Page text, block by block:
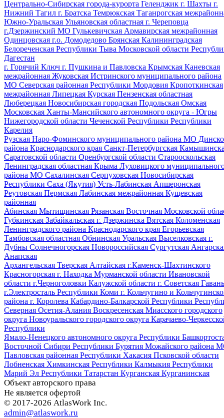
Центрально-Сибирская города-курорта Геленджик г. Шахты г.
Нижний Тагил г. Братска Темрюкская Таганрогская
Южно-Уральская Ульяновская областная г. Череповца
г.Дзержинский МО Гулькевичская Армавирская межрайонная
Одинцовская г.о. Домодедово Брянская Калининградская
Белореченская Республики Тыва Московской области
Дагестан
г. Горячий Ключ г. Пушкина и Павловска Крымская Каневская
межрайонная Жуковская Истринского муниципального района
МО Северская районная Республики Мордовия Кропоткинская
межрайонная Липецкая Курская Пензенская областная
Люберецкая Новосибирская городская Подольская Омская
Московская Ханты-Мансийского автономного округа - Югры
Нижегородской области Чеченской Республики Республики
Карелия
Рузская Наро-Фоминского муниципального района МО
района Краснодарского края Санкт-Петербургская
Саратовской области Оренбургской области Старооскольская
Ленинградская областная Крыма Луховицкого
района МО Сахалинская Серпуховская Новосибирская
Республики Саха (Якутия) Усть-Лабинская Апшеронская
Реутовская Пермская Лабинская межрайонная Кущевская
районная
Абинская Мытищинская Рязанская Восточная Московской
Губкинская Забайкальская г. Дзержинска Вятская Коломенская
Ленинградского района Краснодарского края Егорьевская
Тамбовская областная Обнинская Уральская Выселковская г.
Дубны Солнечногорская Новороссийская Сургутская
Анапская
Архангельская Тверская Алтайская г.Каменск-Шахтинского
Красногорская г. Находка Мурманской области Ивановской
области г.Черноголовки Калужской области г. Советская Гавань
г.Электросталь Республики Коми г. Кольчугино и
района г. Королева Кабардино-Балкарской Республики
Северная Осетия-Алания Воскресенская Миасского городского
округа Новоуральского городского округа Карачаево-
Республики
Ямало-Ненецкого автономного округа Республики
Восточной Сибири Республики Бурятия Можайского района
Павловская районная Республики Хакасия Псковской области
Лобненская Химкинская Республики Калмыкия Республики
Марий Эл Республики Татарстан Курганская Курганинская
Объект авторского права
Не является офертой
© 2017-2026 AtlasWork Inc.
admin@atlaswork.ru